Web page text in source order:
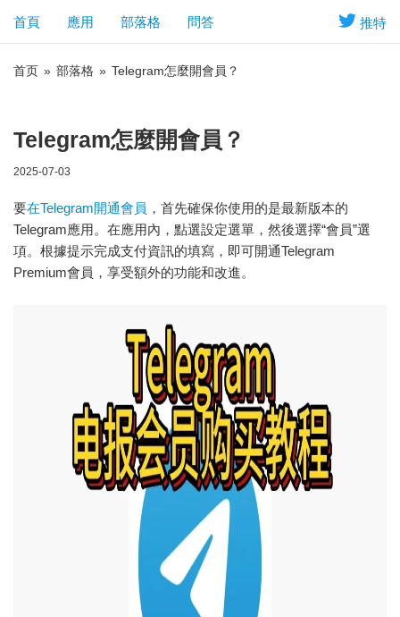
推特
首頁 應用 部落格 問答
首页 » 部落格 » Telegram怎麼開會員？
Telegram怎麼開會員？
2025-07-03
要在Telegram開通會員 ，首先確保你使用的是最新版本的
Telegram應用。在應用內，點選設定選單，然後選擇“會員”選
項。根據提示完成支付資訊的填寫，即可開通Telegram
Premium會員，享受額外的功能和改進。